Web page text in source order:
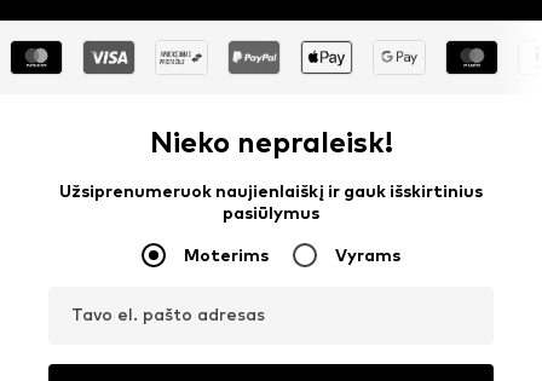
Nieko nepraleisk!
Užsiprenumeruok naujienlaiškį ir gauk išskirtinius
pasiūlymus
Moterims Vyrams
Tavo el. pašto adresas